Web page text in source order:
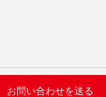
お問い合わせを送る